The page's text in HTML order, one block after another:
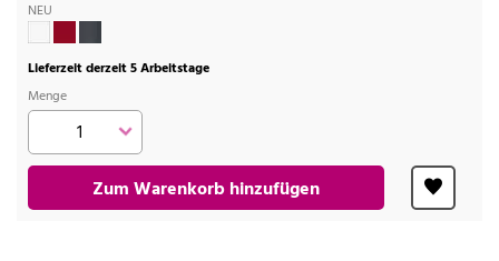
NEU
Lieferzeit derzeit 5 Arbeitstage
Menge
Zum Warenkorb hinzufügen